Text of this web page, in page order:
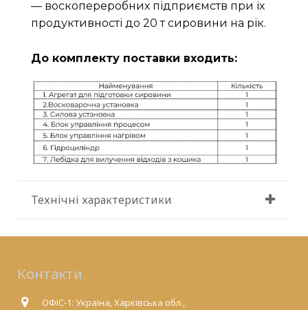
— воскопереробних підприємств при їх
продуктивності до 20 т сировини на рік.
До комплекту поставки входить:
Технічні характеристики
Контакти
ОФІС-1: Україна, Харківська обл.,